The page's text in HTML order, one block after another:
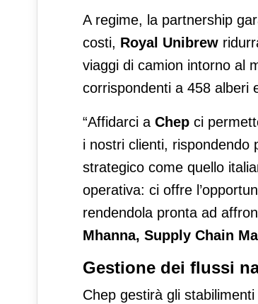
A regime, la partnership
costi, Royal Unibrew
viaggi di camion intorno al
corrispondenti a 458 alberi
“Affidarci a Chep ci
i nostri clienti, rispondendo
strategico come quello
operativa: ci offre
rendendola pronta ad
Mhanna, Supply Chain
Gestione dei flussi
Chep gestirà gli